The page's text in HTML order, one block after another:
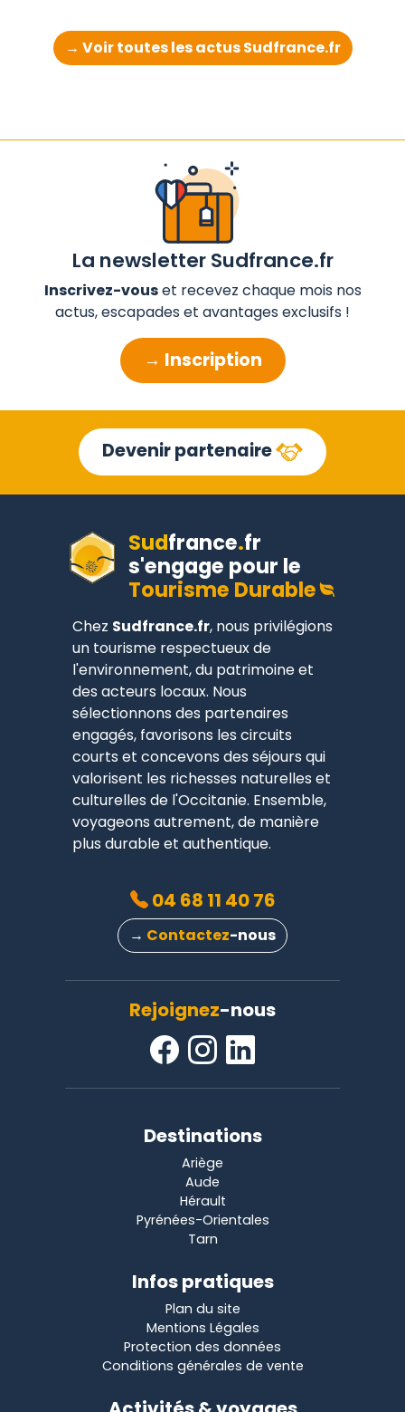
→ Voir toutes les actus Sudfrance.fr
La newsletter Sudfrance.fr
Inscrivez-vouset recevez chaque mois nos
actus, escapades et avantages exclusifs !
→ Inscription
Devenir partenaire
Sudfrance.fr
s'engage pour le
Tourisme Durable
Chez Sudfrance.fr, nous privilégions
un tourisme respectueux de
l'environnement, du patrimoine et
des acteurs locaux. Nous
sélectionnons des partenaires
engagés, favorisons les circuits
courts et concevons des séjours qui
valorisent les richesses naturelles et
culturelles de l'Occitanie. Ensemble,
voyageons autrement, de manière
plus durable et authentique.
Rejoignez-nous
04 68 11 40 76
→ Contactez-nous
Destinations
Ariège
Aude
Hérault
Pyrénées-Orientales
Tarn
Infos pratiques
Plan du site
Mentions Légales
Protection des données
Conditions générales de vente